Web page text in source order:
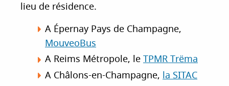
lieu de résidence.
A Épernay Pays de Champagne,
MouveoBus
A Reims Métropole, le TPMR Trëma
A Châlons-en-Champagne, la SITAC